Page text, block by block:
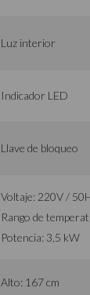
Luz interior
Indicador LED
Llave de bloqueo
Voltaje: 220V /
Rango de
Potencia: 3,5 kW
Alto: 167 cm